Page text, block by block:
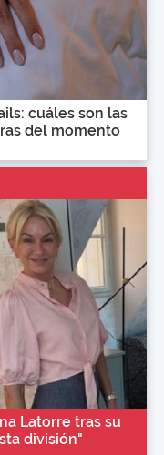
cuáles son las
del momento
Latorre tras su
división"